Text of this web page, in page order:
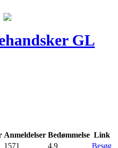
GL
Anmeldelser Bedømmelse Link
1571 4,9
Besøg